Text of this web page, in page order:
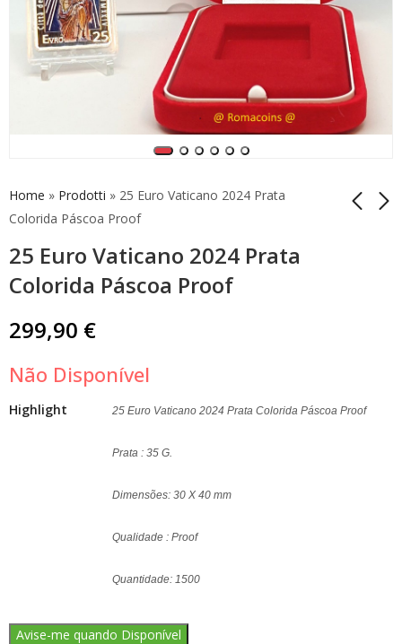
Home » Prodotti » 25 Euro Vaticano 2024 Prata
Colorida Páscoa Proof
25 Euro Vaticano 2024 Prata
Colorida Páscoa Proof
25 Euro Vaticano
50 Euro Itália 2023
299,90 €
Não Disponível
Highlight 25 Euro Vaticano 2024 Prata Colorida Páscoa Proof
Prata : 35 G.
Dimensões: 30 X 40 mm
Qualidade : Proof
Quantidade: 1500
Avise-me quando Disponível